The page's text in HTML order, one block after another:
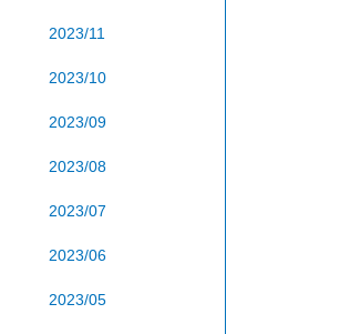
2023/11
2023/10
2023/09
2023/08
2023/07
2023/06
2023/05